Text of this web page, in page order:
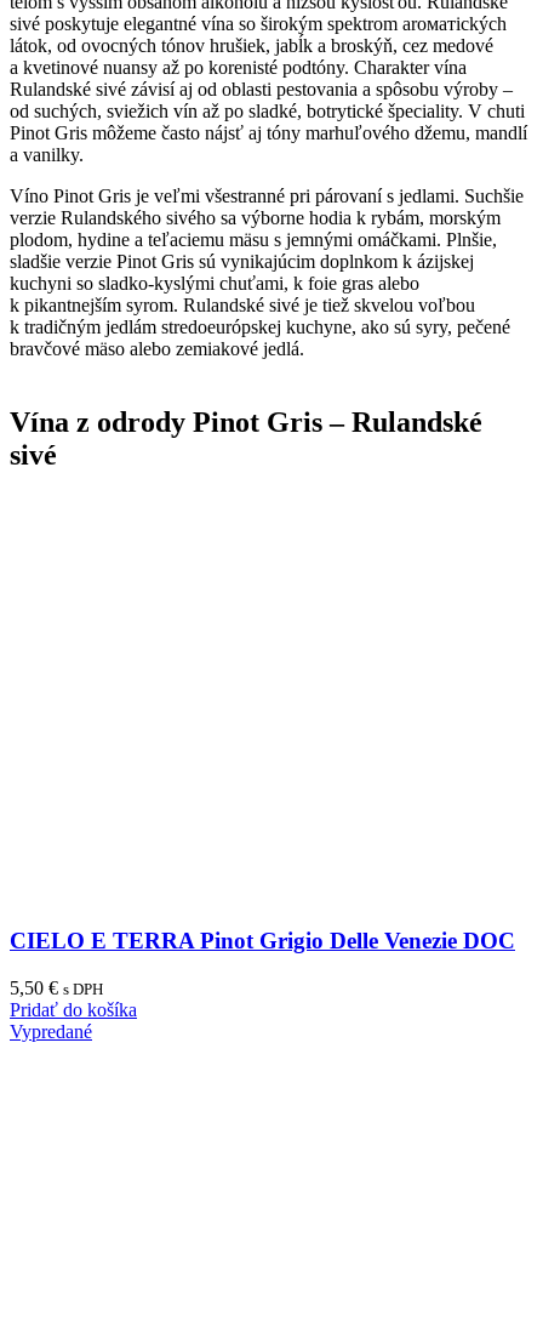
sivé poskytuje elegantné vína so širokým spektrom aroматických
látok, od ovocných tónov hrušiek, jabĺk a broskýň, cez medové
a kvetinové nuansy až po korenisté podtóny. Charakter vína
Rulandské sivé závisí aj od oblasti pestovania a spôsobu výroby –
od suchých, sviežich vín až po sladké, botrytické špeciality. V chuti
Pinot Gris môžeme často nájsť aj tóny marhuľového džemu, mandlí
a vanilky.
Víno Pinot Gris je veľmi všestranné pri párovaní s jedlami. Suchšie
verzie Rulandského sivého sa výborne hodia k rybám, morským
plodom, hydine a teľaciemu mäsu s jemnými omáčkami. Plnšie,
sladšie verzie Pinot Gris sú vynikajúcim doplnkom k ázijskej
kuchyni so sladko-kyslými chuťami, k foie gras alebo
k pikantnejším syrom. Rulandské sivé je tiež skvelou voľbou
k tradičným jedlám stredoeurópskej kuchyne, ako sú syry, pečené
bravčové mäso alebo zemiakové jedlá.
Vína z odrody Pinot Gris – Rulandské
sivé
CIELO E TERRA Pinot Grigio Delle Venezie DOC
5,50 € s DPH
Pridať do košíka
Vypredané